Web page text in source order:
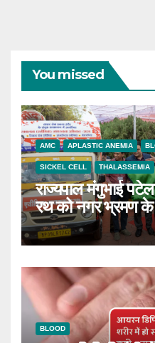
You missed
AMC APLASTIC ANEMIA
SICKEL CELL THALASSEMIA
राज्यपाल मंगुभाई
रथ को नगर भ्रमण के
BLOOD